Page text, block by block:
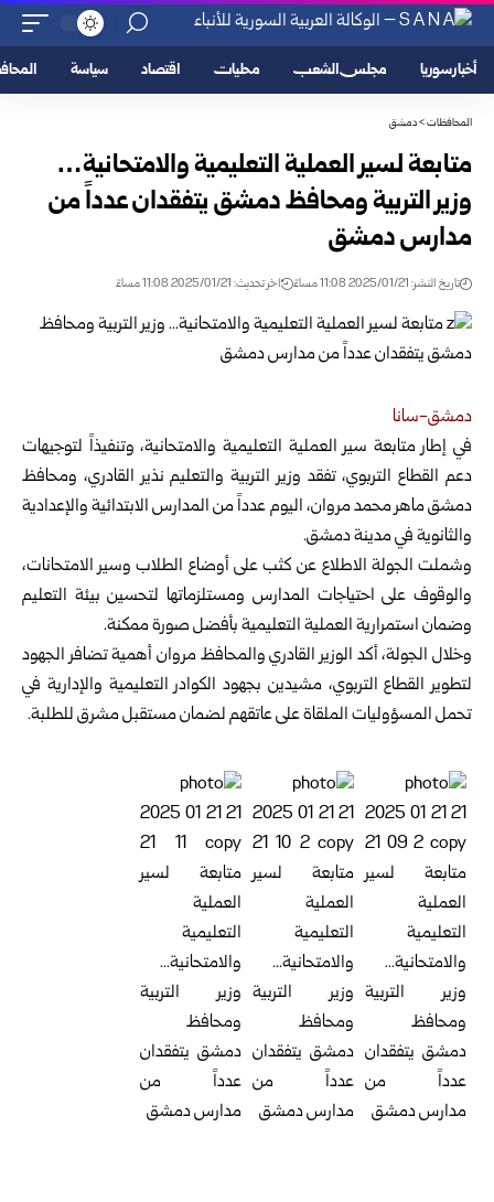
أخبار سوريا مجلس الشعب محليات اقتصاد سياسة
المحافظات>دمشق
متابعة لسير العملية التعليمية والامتحانية…
وزير التربية ومحافظ دمشق يتفقدان عدداً من
مدارس دمشق
تاريخ النشر: 2025/01/21 11:08 مساءً اخر تحديث: 2025/01/21 11:08 مساءً
دمشق-سانا
في إطار متابعة سير العملية التعليمية والامتحانية، وتنفيذاً لتوجيهات
دعم القطاع التربوي، تفقد وزير التربية والتعليمنذير القادري، ومحافظ
دمشق ماهر محمد مروان، اليوم عدداً من المدارس الابتدائية والإعدادية
والثانوية في مدينة دمشق.
وشملت الجولة الاطلاع عن كثب على أوضاع الطلاب وسير الامتحانات،
والوقوف على احتياجات المدارس ومستلزماتها لتحسين بيئة التعليم
وضمان استمرارية العملية التعليمية بأفضل صورة ممكنة.
وخلال الجولة، أكد الوزير القادري والمحافظ مروان أهمية تضافر الجهود
لتطوير القطاع التربوي، مشيدين بجهود الكوادر التعليمية والإدارية في
تحمل المسؤوليات الملقاة على عاتقهم لضمان مستقبل مشرق للطلبة.